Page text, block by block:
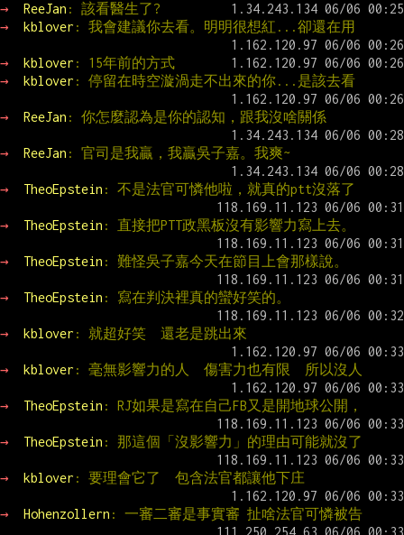
→ ReeJan : 該看醫生了?
→
kblover : 我會建議你去看。明明很想紅...卻還在用
→ kblover : 15年前的方式
→
kblover : 停留在時空漩渦走不出來的你...是該去看
→ ReeJan : 你怎麼認為是你的認知，跟我沒啥關係
→ ReeJan : 官司是我贏，我贏吳子嘉。我爽~
→ TheoEpstein : 不是法官可憐他啦，就真的ptt沒落了
→ TheoEpstein : 直接把PTT政黑板沒有影響力寫上去。
→ TheoEpstein : 難怪吳子嘉今天在節目上會那樣說。
→ TheoEpstein : 寫在判決裡真的蠻好笑的。
→ kblover : 就超好笑  還老是跳出來
→ kblover : 毫無影響力的人  傷害力也有限  所以沒人
→ TheoEpstein : RJ如果是寫在自己FB又是開地球公開，
→ TheoEpstein : 那這個「沒影響力」的理由可能就沒了
→ kblover : 要理會它了  包含法官都讓他下庄
→ Hohenzollern : 一審二審是事實審 扯啥法官可憐被告